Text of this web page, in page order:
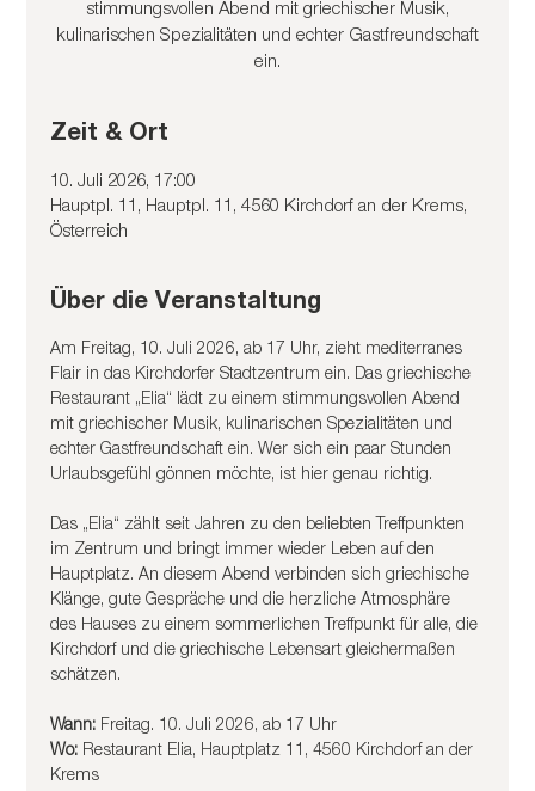
stimmungsvollen Abend mit griechischer Musik,
kulinarischen Spezialitäten und echter Gastfreundschaft
ein.
Zeit & Ort
10. Juli 2026, 17:00
Hauptpl. 11, Hauptpl. 11, 4560 Kirchdorf an der Krems,
Österreich
Über die Veranstaltung
Am Freitag, 10. Juli 2026, ab 17 Uhr, zieht mediterranes
Flair in das Kirchdorfer Stadtzentrum ein. Das griechische
Restaurant „Elia“ lädt zu einem stimmungsvollen Abend
mit griechischer Musik, kulinarischen Spezialitäten und
echter Gastfreundschaft ein. Wer sich ein paar Stunden
Urlaubsgefühl gönnen möchte, ist hier genau richtig.
Das „Elia“ zählt seit Jahren zu den beliebten Treffpunkten
im Zentrum und bringt immer wieder Leben auf den
Hauptplatz. An diesem Abend verbinden sich griechische
Klänge, gute Gespräche und die herzliche Atmosphäre
des Hauses zu einem sommerlichen Treffpunkt für alle, die
Kirchdorf und die griechische Lebensart gleichermaßen
schätzen.
Wann: Freitag. 10. Juli 2026, ab 17 Uhr
Wo: Restaurant Elia, Hauptplatz 11, 4560 Kirchdorf an der
Krems